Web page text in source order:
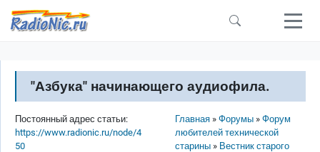
Перейти к основному содержанию
"Азбука" начинающего аудиофила.
Строка навигации
Главная Форумы
Форум
любителей технической
старины
Вестник старого
Постоянный адрес статьи:
https://www.radionic.ru/node/4
50